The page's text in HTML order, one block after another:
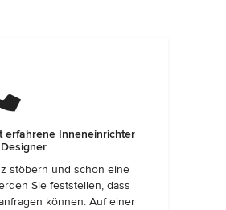
erfahrene Inneneinrichter
stöbern und schon eine
Sie feststellen, dass
können. Auf einer